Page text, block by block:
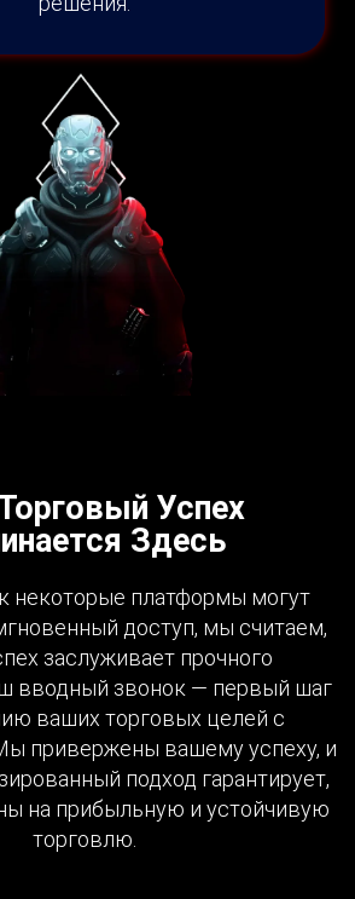
Успех
Здесь
некоторые платформы могут
доступ, мы считаем,
заслуживает прочного
вводный звонок — первый шаг
ваших торговых целей с
привержены вашему успеху, и
подход гарантирует,
на прибыльную и устойчивую
торговлю.